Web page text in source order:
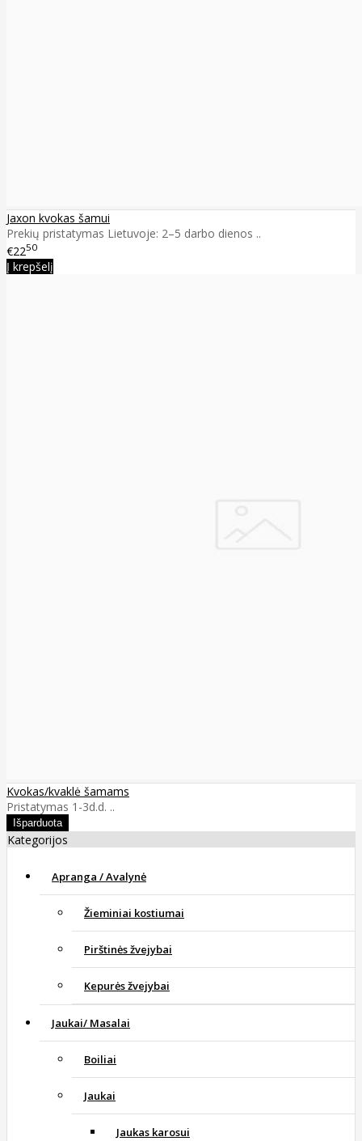
Jaxon kvokas šamui
Prekių pristatymas Lietuvoje: 2–5 darbo dienos ..
€2250
Į krepšelį
Kvokas/kvaklė šamams
Pristatymas 1-3d.d. ..
Kategorijos
Apranga / Avalynė
Žieminiai kostiumai
Pirštinės žvejybai
Kepurės žvejybai
Jaukai/ Masalai
Boiliai
Jaukai
Jaukas karosui